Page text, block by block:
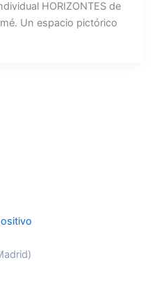
HORIZONTES de
Un espacio pictórico